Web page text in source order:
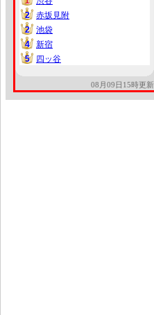
2
2
赤坂見附
2
2
池袋
4
4
新宿
5
5 四ッ谷
08月09日15時更新